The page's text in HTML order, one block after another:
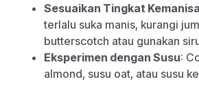
Sesuaikan Tingkat
terlalu suka manis, kurangi
butterscotch atau gunakan
Eksperimen dengan Susu:
almond, susu oat, atau susu